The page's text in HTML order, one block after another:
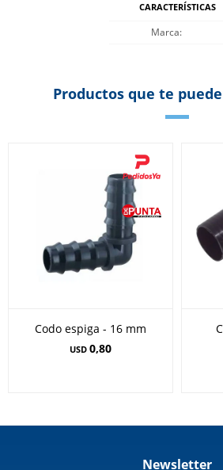
CARACTERÍSTICAS
Marca
Productos que te
Codo espiga - 16 mm
USD 0,80
Newsletter